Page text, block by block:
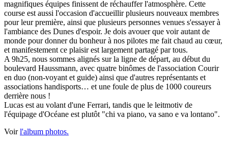
magnifiques équipes finissent de réchauffer l'atmosphère. Cette
course est aussi l'occasion d'accueillir plusieurs nouveaux membres
pour leur première, ainsi que plusieurs personnes venues s'essayer à
l'ambiance des Dunes d'espoir. Je dois avouer que voir autant de
monde pour donner du bonheur à nos pilotes me fait chaud au cœur,
et manifestement ce plaisir est largement partagé par tous.
A 9h25, nous sommes alignés sur la ligne de départ, au début du
boulevard Haussmann, avec quatre binômes de l'association Courir
en duo (non-voyant et guide) ainsi que d'autres représentants et
associations handisports… et une foule de plus de 1000 coureurs
derrière nous !
Lucas est au volant d'une Ferrari, tandis que le leitmotiv de
l'équipage d'Océane est plutôt "chi va piano, va sano e va lontano".
Voirl'album photos.